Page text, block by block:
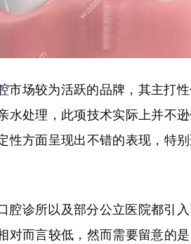
市场较为活跃的品牌，其主打
水处理，此项技术实际上并不
性方面呈现出不错的表现，特
腔诊所以及部分公立医院都引
对而言较低，然而需要留意的